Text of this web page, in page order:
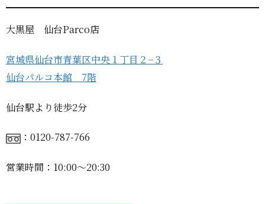
大黒屋 仙台Parco店
宮城県仙台市青葉区中央１丁目２−３
仙台パルコ本館 7階
仙台駅より徒歩2分
：0120-787-766
営業時間：10:00〜20:30